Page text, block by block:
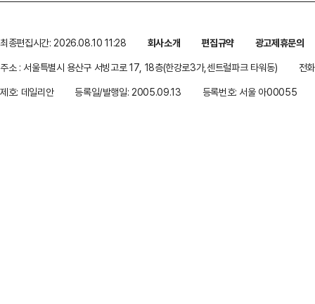
최종편집시간: 2026.08.10 11:28 회사소개 편집규약
광고제휴문의
주소 : 서울특별시 용산구 서빙고로 17, 18층(한강로3가,센트럴파크 타워동)
전
제호: 데일리안
등록일/발행일: 2005.09.13 등록번호: 서울 아00055